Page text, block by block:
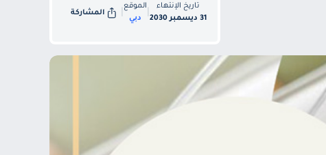
تاريخ الإنتهاء
31 ديسمبر 2030
الموقع
دبي
المشاركة